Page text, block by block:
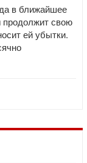
в ближайшее
продолжит свою
ей убытки.